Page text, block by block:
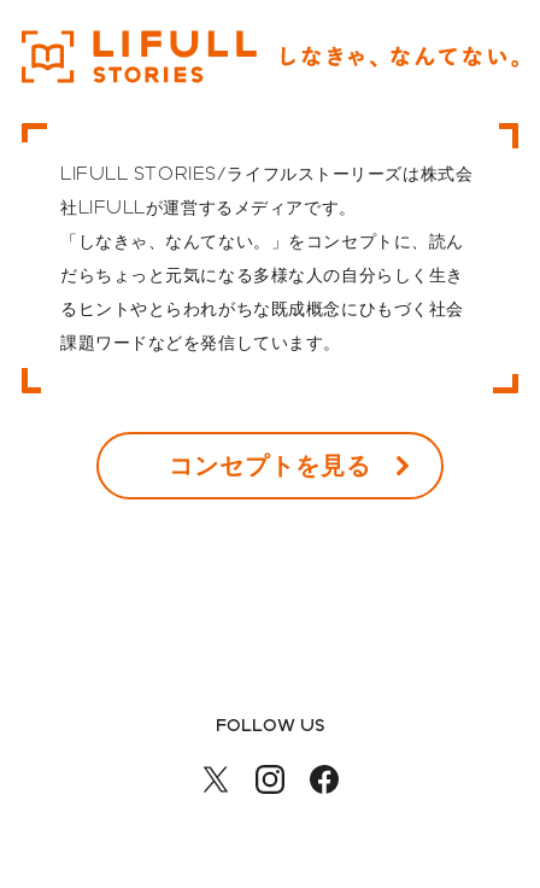
LIFULL STORIES/ライフルストーリーズは株式会
社LIFULLが運営するメディアです。
「しなきゃ、なんてない。」をコンセプトに、読ん
だらちょっと元気になる多様な人の自分らしく生き
るヒントやとらわれがちな既成概念にひもづく社会
課題ワードなどを発信しています。
コンセプトを見る
FOLLOW US